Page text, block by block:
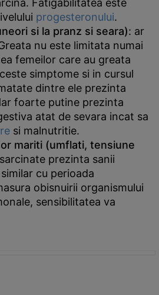
Fatigabilitatea este
progesteronului.
si la pranz si seara): ar
nu este limitata numai
femeilor care au greata
simptome si in cursul
dintre ele prezinta
foarte putine prezinta
atat de sevara incat sa
si malnutritie.
mariti (umflati, tensiune
prezinta sanii
cu perioada
obisnuirii organismului
sensibilitatea va